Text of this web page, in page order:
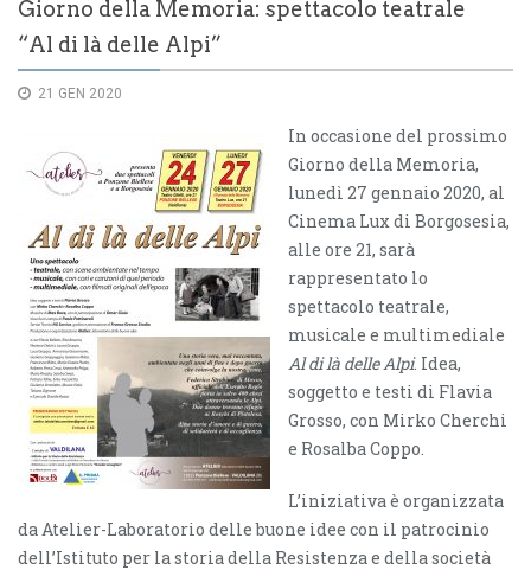
Giorno della Memoria: spettacolo teatrale
“Al di là delle Alpi”
21 GEN 2020
In occasione del prossimo
Giorno della Memoria,
lunedì 27 gennaio 2020, al
Cinema Lux di Borgosesia,
alle ore 21, sarà
rappresentato lo
spettacolo teatrale,
musicale e multimediale
Al di là delle Alpi. Idea,
soggetto e testi di Flavia
Grosso, con Mirko Cherchi
e Rosalba Coppo.
L’iniziativa è organizzata
da Atelier-Laboratorio delle buone idee con il patrocinio
dell’Istituto per la storia della Resistenza e della società